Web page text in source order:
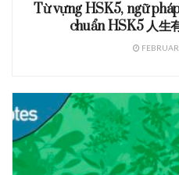
Từ vựng HSK5, ngữ
chuẩn HSK5 人生